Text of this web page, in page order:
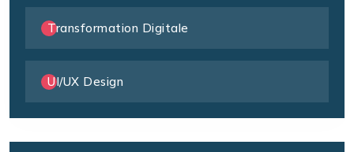
Transformation Digitale
UI/UX Design